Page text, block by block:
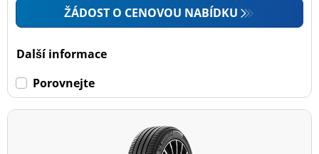
ŽÁDOST O CENOVOU NABÍDKU
Další informace
Porovnejte